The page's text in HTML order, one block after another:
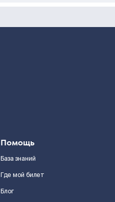
Помощь
База знаний
Где мой билет
Блог